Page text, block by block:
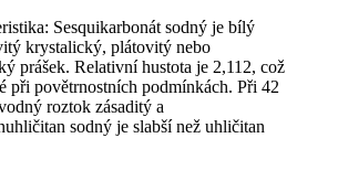
Sesquikarbonát sodný je bílý
krystalický, plátovitý nebo
prášek. Relativní hustota je 2,112, což
při povětrnostních podmínkách. Při 42
roztok zásaditý a
sodný je slabší než uhličitan